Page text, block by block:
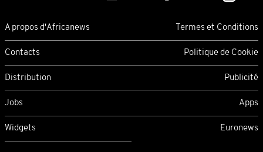
A propos d'Africanews Termes et Conditions
Contacts Politique de Cookie
Distribution Publicité
Jobs Apps
Widgets Euronews